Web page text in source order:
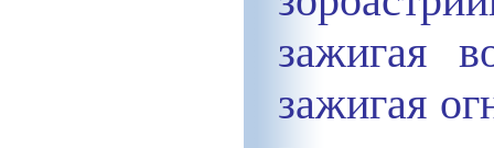
зажигая
зажигая